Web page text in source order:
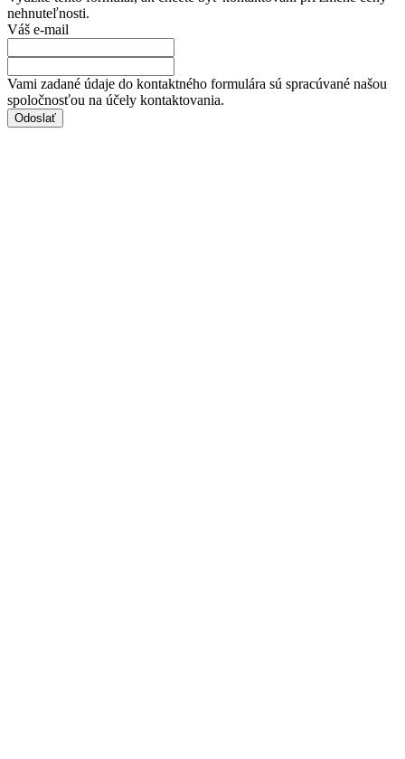
nehnuteľnosti.
Váš e-mail
Vami zadané údaje do kontaktného formulára sú spracúvané našou
spoločnosťou na účely kontaktovania.